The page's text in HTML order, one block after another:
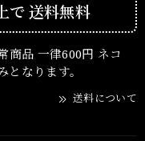
で送料無料
商品 一律600円 ネコ
なります。
送料について